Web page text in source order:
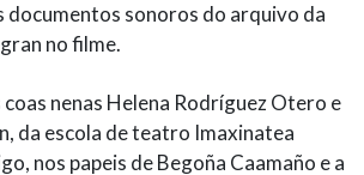
documentos sonoros do arquivo da
no filme.
nenas Helena Rodríguez Otero e
da escola de teatro Imaxinatea
nos papeis de Begoña Caamaño e a